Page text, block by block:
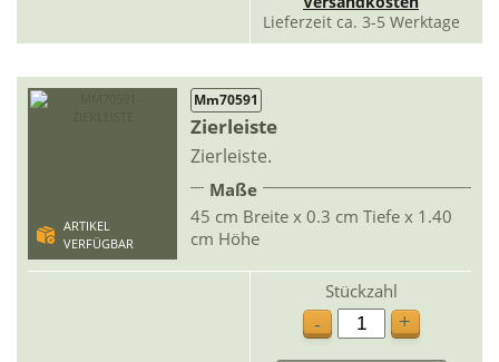
Lieferzeit ca. 3-5 Werktage
ARTIKEL
VERFÜGBAR
Mm70591
Zierleiste
Zierleiste.
Maße
45 cm Breite x 0.3 cm Tiefe x 1.40
cm Höhe
Stückzahl
-
+